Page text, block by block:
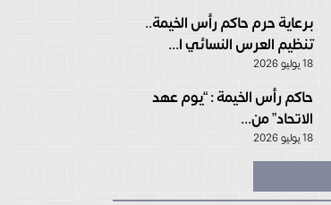
برعاية حرم حاكم رأس الخيمة..
تنظيم العرس النسائي ا...
18 يوليو 2026
حاكم رأس الخيمة : “يوم عهد
الاتحاد” من...
18 يوليو 2026